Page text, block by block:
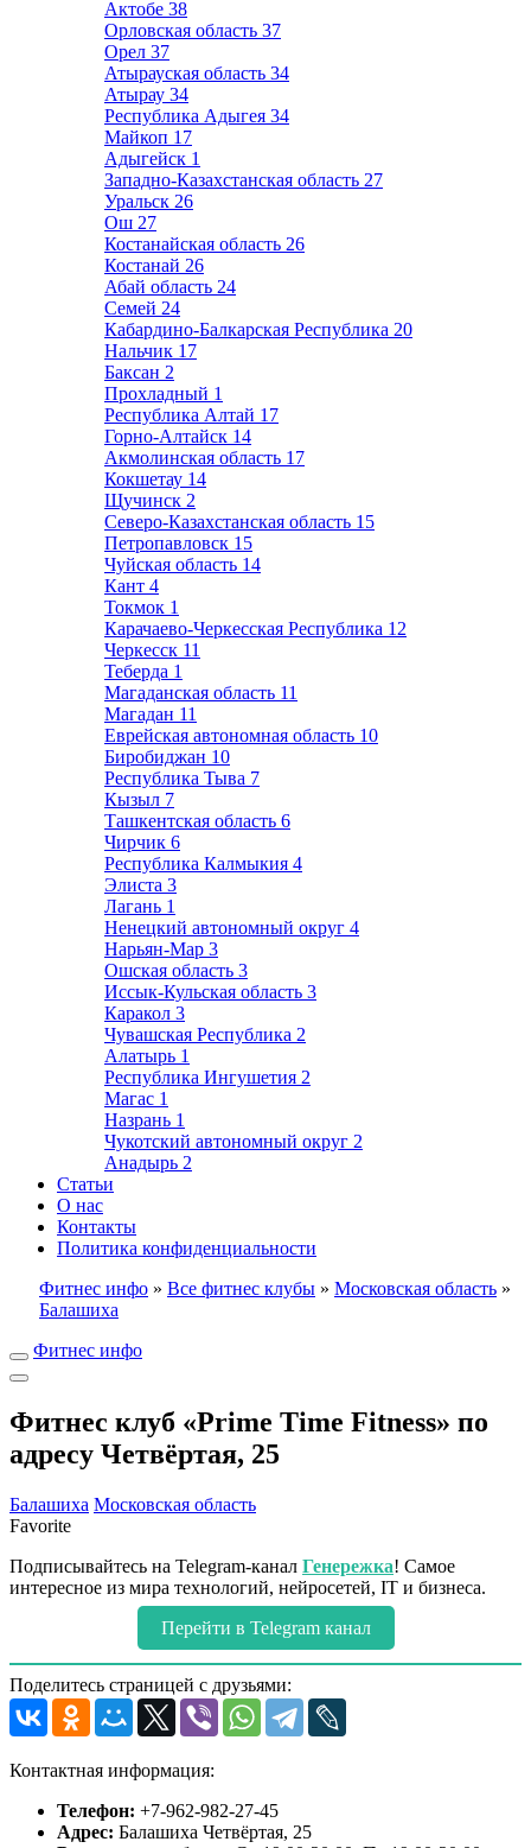
Актобе 38
Орловская область 37
Орел 37
Атырауская область 34
Атырау 34
Республика Адыгея 34
Майкоп 17
Адыгейск 1
Западно-Казахстанская область 27
Уральск 26
Ош 27
Костанайская область 26
Костанай 26
Абай область 24
Семей 24
Кабардино-Балкарская Республика 20
Нальчик 17
Баксан 2
Прохладный 1
Республика Алтай 17
Горно-Алтайск 14
Акмолинская область 17
Кокшетау 14
Щучинск 2
Северо-Казахстанская область 15
Петропавловск 15
Чуйская область 14
Кант 4
Токмок 1
Карачаево-Черкесская Республика 12
Черкесск 11
Теберда 1
Магаданская область 11
Магадан 11
Еврейская автономная область 10
Биробиджан 10
Республика Тыва 7
Кызыл 7
Ташкентская область 6
Чирчик 6
Республика Калмыкия 4
Элиста 3
Лагань 1
Ненецкий автономный округ 4
Нарьян-Мар 3
Ошская область 3
Иссык-Кульская область 3
Каракол 3
Чувашская Республика 2
Алатырь 1
Республика Ингушетия 2
Магас 1
Назрань 1
Чукотский автономный округ 2
Анадырь 2
Статьи
О нас
Контакты
Политика конфиденциальности
Фитнес инфо » Все фитнес клубы » Московская область »
Балашиха
Фитнес инфо
Фитнес клуб «Prime Time Fitness» по
адресу Четвёртая, 25
Балашиха Московская область
Favorite
Подписывайтесь на Telegram-канал Генережка! Самое
интересное из мира технологий, нейросетей, IT и бизнеса.
Перейти в Telegram канал
Поделитесь страницей с друзьями:
Контактная информация:
Телефон: +7-962-982-27-45
Адрес: Балашиха Четвёртая, 25